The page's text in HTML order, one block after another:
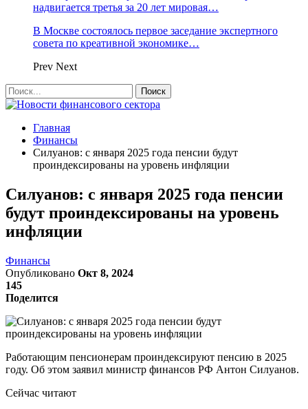
надвигается третья за 20 лет мировая…
В Москве состоялось первое заседание экспертного
совета по креативной экономике…
Prev Next
Главная
Финансы
Силуанов: с января 2025 года пенсии будут
проиндексированы на уровень инфляции
Силуанов: с января 2025 года пенсии
будут проиндексированы на уровень
инфляции
Финансы
Опубликовано Окт 8, 2024
145
Поделится
Работающим пенсионерам проиндексируют пенсию в 2025
году. Об этом заявил министр финансов РФ Антон Силуанов.
Сейчас читают